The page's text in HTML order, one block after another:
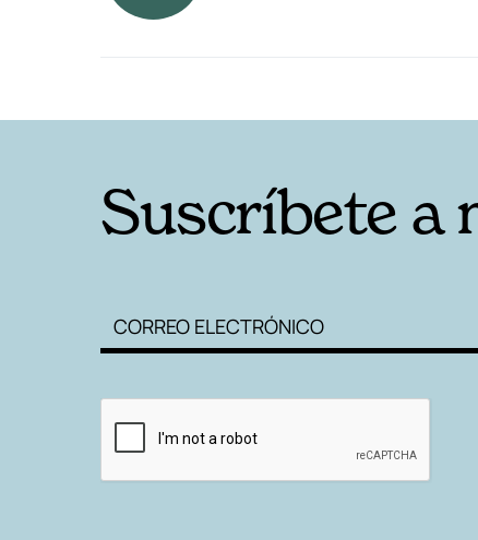
Suscríbete a